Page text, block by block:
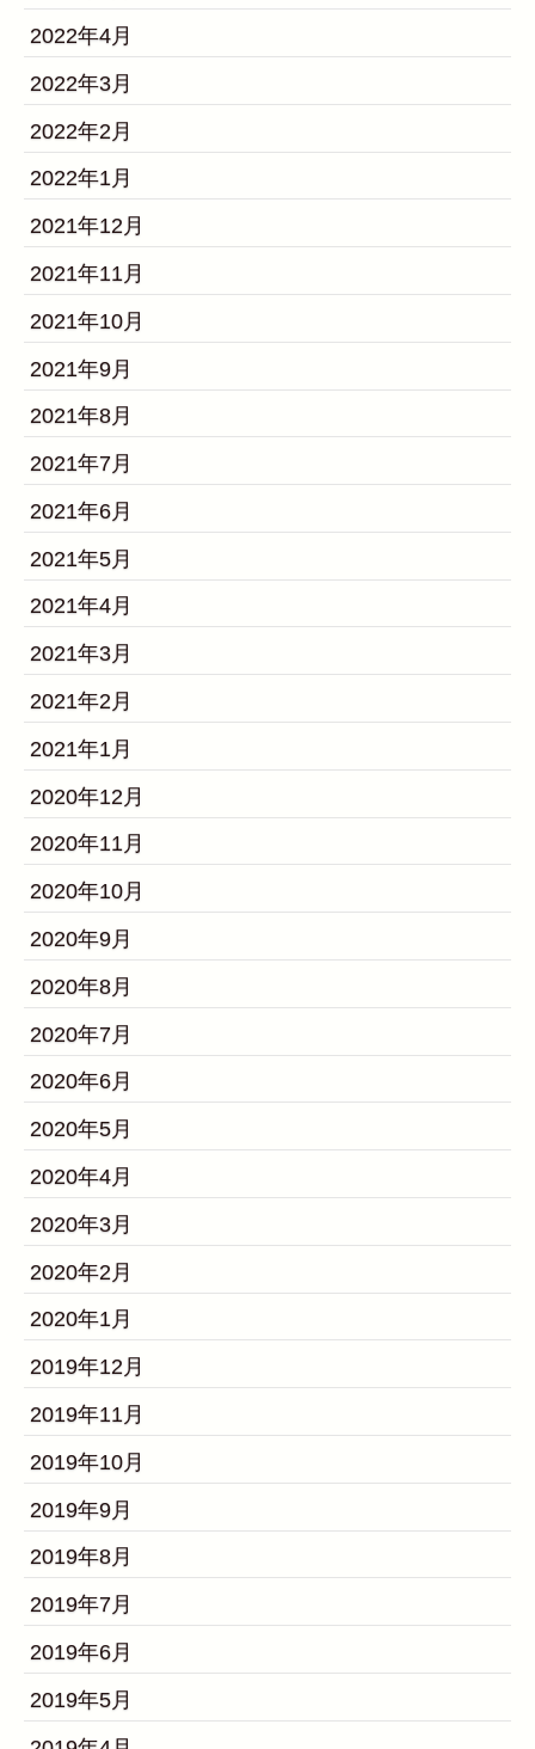
2022年4月
2022年3月
2022年2月
2022年1月
2021年12月
2021年11月
2021年10月
2021年9月
2021年8月
2021年7月
2021年6月
2021年5月
2021年4月
2021年3月
2021年2月
2021年1月
2020年12月
2020年11月
2020年10月
2020年9月
2020年8月
2020年7月
2020年6月
2020年5月
2020年4月
2020年3月
2020年2月
2020年1月
2019年12月
2019年11月
2019年10月
2019年9月
2019年8月
2019年7月
2019年6月
2019年5月